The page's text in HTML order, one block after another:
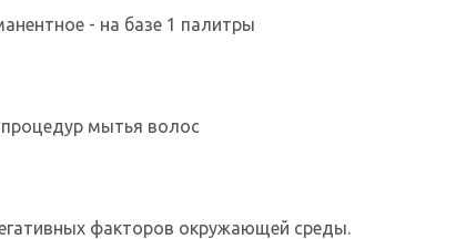
- на базе 1 палитры
мытья волос
факторов окружающей среды.